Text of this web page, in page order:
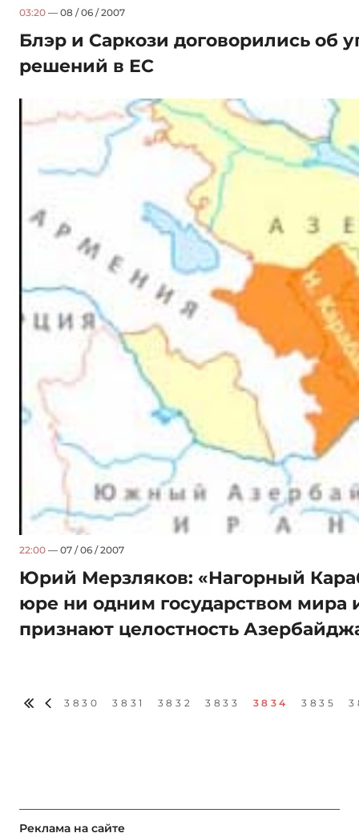
03:20 — 08 / 06 / 2007
Блэр и Саркози договорились об
решений в ЕС
22:00 — 07 / 06 / 2007
Юрий Мерзляков: «Нагорный
юре ни одним государством мира
признают целостность
3830 3831 3832 3833 3834 3835
Реклама на сайте